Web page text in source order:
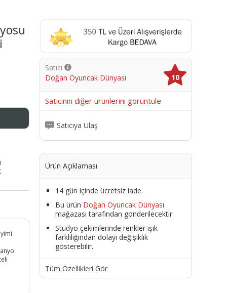
Satıcı
Doğan Oyuncak Dünyası
10
Satıcının diğer ürünlerini görüntüle
Satıcıya Ulaş
Ürün Açıklaması
14 gün içinde ücretsiz iade.
Bu ürün Doğan Oyuncak Dünyası
mağazası tarafından gönderilecektir
Stüdyo çekimlerinde renkler ışık
farklılığından dolayı değişiklik
gösterebilir.
Tüm Özellikleri Gör